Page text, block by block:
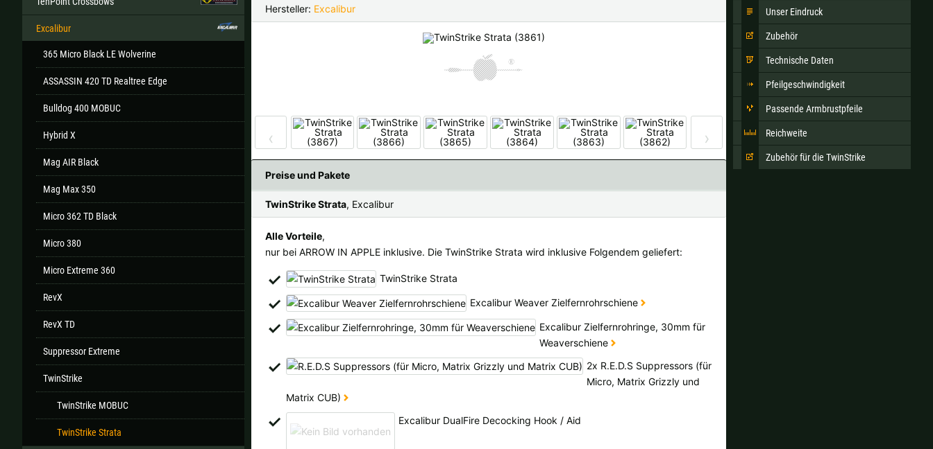
Excalibur
365 Micro Black LE Wolverine
ASSASSIN 420 TD Realtree Edge
Bulldog 400 MOBUC
Hybrid X
Mag AIR Black
Mag Max 350
Micro 362 TD Black
Micro 380
Micro Extreme 360
RevX
RevX TD
Suppressor Extreme
TwinStrike
TwinStrike MOBUC
TwinStrike Strata
Unser Eindruck
Zubehör
Technische Daten
Pfeilgeschwindigkeit
Passende Armbrustpfeile
Reichweite
Zubehör für die TwinStrike
Hersteller: Excalibur
‹ ›
Preise und Pakete
TwinStrike Strata, Excalibur
Alle Vorteile,
nur bei ARROW IN APPLE inklusive. Die TwinStrike Strata wird inklusive Folgendem geliefert:
TwinStrike Strata
Excalibur Weaver Zielfernrohrschiene
Excalibur Zielfernrohringe, 30mm für
Weaverschiene
2x R.E.D.S Suppressors (für
Micro, Matrix Grizzly und
Matrix CUB)
Excalibur DualFire Decocking Hook / Aid
Sollte Ihr Land nicht verfübar sein, keine Sorge - wählen Sie einfach "Deutschland" aus. Und erfragen die Versandkosten bei der Bestellung.